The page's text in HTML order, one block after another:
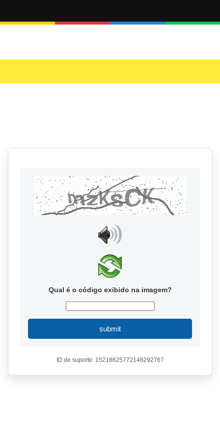
Qual é o código exibido na imagem?
submit
ID de suporte: 15218625772148292767